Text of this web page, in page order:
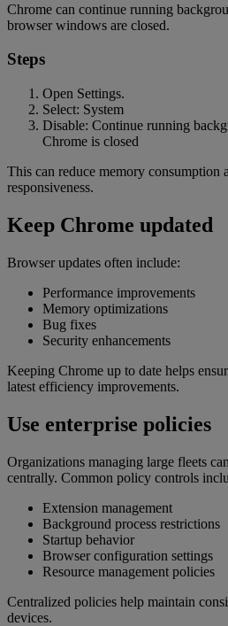
Chrome can continue running
browser windows are closed.
Steps
Open Settings.
Select: System
Disable: Continue running
Chrome is closed
This can reduce memory consumption
responsiveness.
Keep Chrome updated
Browser updates often include:
Performance improvements
Memory optimizations
Bug fixes
Security enhancements
Keeping Chrome up to date helps
latest efficiency improvements.
Use enterprise policies
Organizations managing large fleets
centrally. Common policy controls
Extension management
Background process restrictions
Startup behavior
Browser configuration settings
Resource management policies
Centralized policies help maintain
devices.